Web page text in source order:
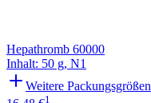
Hepathromb 60000
Inhalt: 50 g, N1
Weitere Packungsgrößen
1